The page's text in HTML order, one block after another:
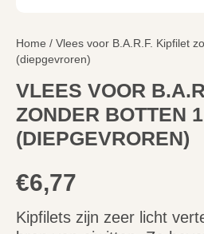
Home / Vlees voor B.A.R.F. Kipfilet
(diepgevroren)
VLEES VOOR
ZONDER BOTTEN
(DIEPGEVROREN)
€6,77
Kipfilets zijn zeer licht